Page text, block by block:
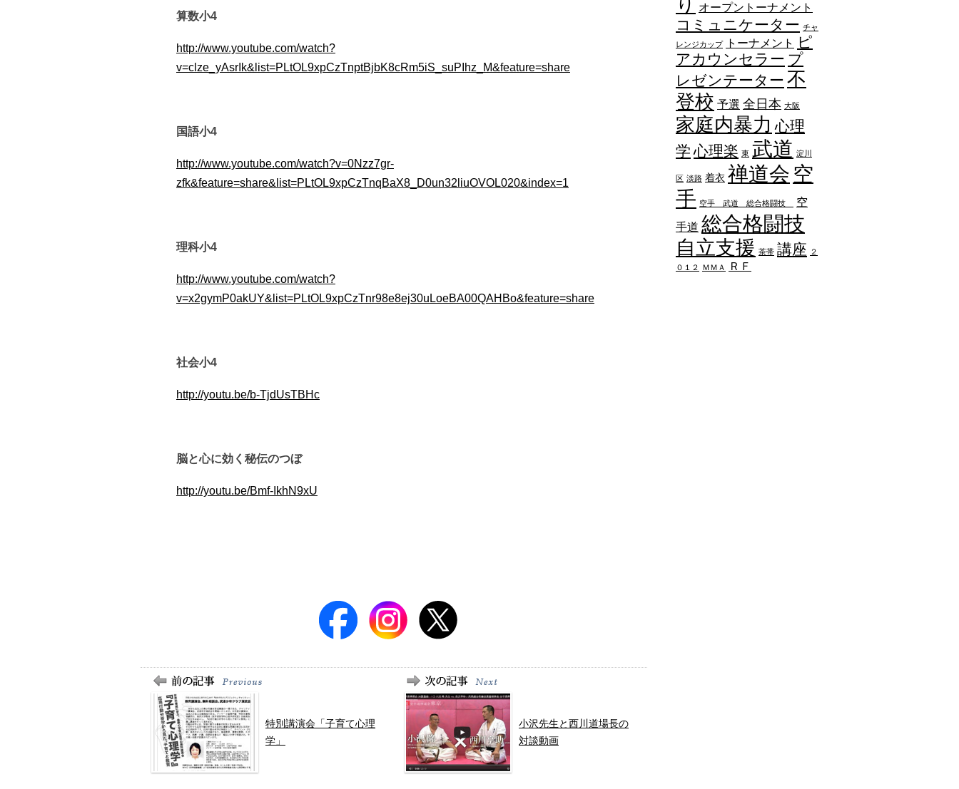
算数小4
http://www.youtube.com/watch?
v=clze_yAsrIk&list=PLtOL9xpCzTnptBjbK8cRm5iS_suPIhz_M&feature=share
国語小4
http://www.youtube.com/watch?v=0Nzz7gr-
zfk&feature=share&list=PLtOL9xpCzTnqBaX8_D0un32liuOVOL020&index=1
理科小4
http://www.youtube.com/watch?
v=x2gymP0akUY&list=PLtOL9xpCzTnr98e8ej30uLoeBA00QAHBo&feature=share
社会小4
http://youtu.be/b-TjdUsTBHc
脳と心に効く秘伝のつぼ
http://youtu.be/Bmf-IkhN9xU
特別講演会「子育て心理
学」
小沢先生と西川道場長の
対談動画
り
オープントーナメント
コミュニケーター チャ
レンジカップ
トーナメント
ピ
アカウンセラー プ
レゼンテーター 不
登校 予選 全日本 大阪
家庭内暴力 心理
学 心理楽 東 武道 淀川
区 淡路 着衣 禅道会 空
手 空手 武道 総合格闘技
空
手道 総合格闘技
自立支援 茶帯 講座
２
０１２
ＭＭＡ ＲＦ